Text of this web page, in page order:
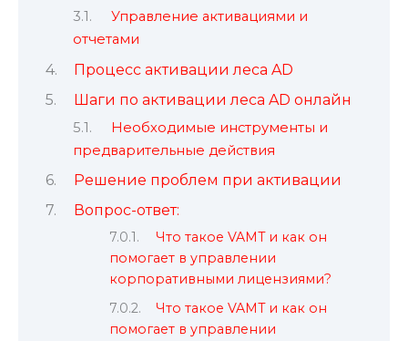
Управление активациями и
отчетами
Процесс активации леса AD
Шаги по активации леса AD онлайн
Необходимые инструменты и
предварительные действия
Решение проблем при активации
Вопрос-ответ:
Что такое VAMT и как он
помогает в управлении
корпоративными лицензиями?
Что такое VAMT и как он
помогает в управлении